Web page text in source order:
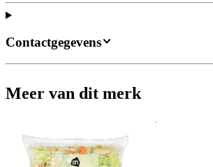
Contactgegevens
Meer van dit merk